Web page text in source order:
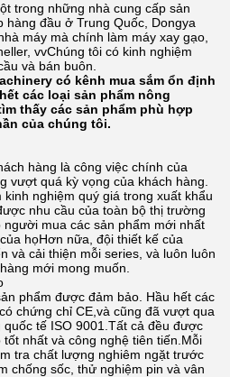
trong những nhà cung cấp sản
hàng đầu ở Trung Quốc, Dongya
máy mà chính làm máy xay gạo,
vvChúng tôi có kinh nghiệm
và bán buôn.
có kênh mua sắm ổn định
các loại sản phẩm nông
thấy các sản phẩm phù hợp
của chúng tôi.
hàng là công việc chính của
vượt quá kỳ vọng của khách hàng.
nghiệm quý giá trong xuất khẩu
nhu cầu của toàn bộ thị trường
mua các sản phẩm mới nhất
họHơn nữa, đội thiết kế của
và cải thiện mỗi series, và luôn luôn
mới mong muốn.
phẩm được đảm bảo. Hầu hết các
chứng chỉ CE,và cũng đã vượt qua
tế ISO 9001.Tất cả đều được
nhất và công nghệ tiên tiến.Mỗi
tra chất lượng nghiêm ngặt trước
chống sốc, thử nghiệm pin và vân